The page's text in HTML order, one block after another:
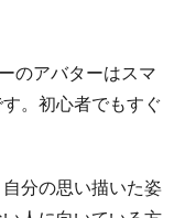
のアバターはスマ
。初心者でもすぐ
分の思い描いた姿